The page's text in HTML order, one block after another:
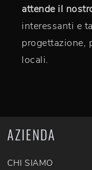
attende il
interessanti e
progettazione,
locali.
AZIENDA
CHI SIAMO